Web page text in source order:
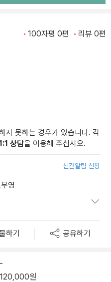
100자평 0편 리뷰 0편
지 못하는 경우가 있습니다. 각
상담을 이용해 주십시오.
신간알림 신청
영
하기 공유하기
-
120,000원